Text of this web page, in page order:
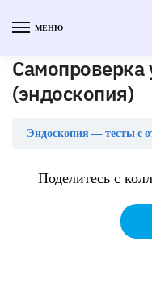
МЕНЮ
(эндоскопия)
Эндоскопия — тесты с
Поделитесь с